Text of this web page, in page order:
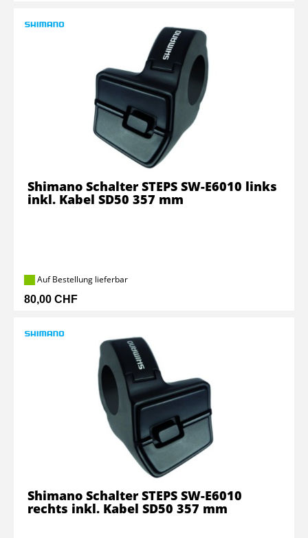
Auf Bestellung lieferbar
80,00 CHF
Shimano Schalter STEPS SW-E6010 links
inkl. Kabel SD50 357 mm
Shimano Schalter STEPS SW-E6010
rechts inkl. Kabel SD50 357 mm